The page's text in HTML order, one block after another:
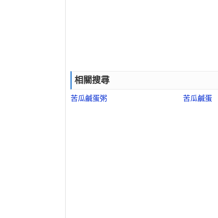
相關搜尋
苦瓜鹹蛋粥 苦瓜鹹蛋